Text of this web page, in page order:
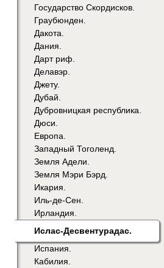
Государство Скордисков.
Граубюнден.
Дакота.
Дания.
Дарт риф.
Делавэр.
Джету.
Дубай.
Дубровницкая республика.
Дюси.
Европа.
Западный Тоголенд.
Земля Адели.
Земля Мэри Бэрд.
Икария.
Иль-де-Сен.
Ирландия.
Ислас-Десвентурадас.
Испания.
Кабилия.